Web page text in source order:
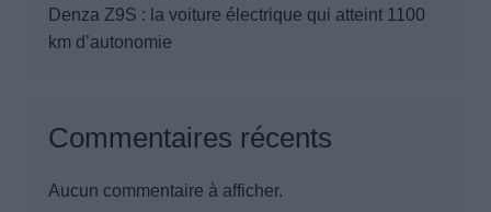
Denza Z9S : la voiture électrique qui atteint 1100
km d’autonomie
Commentaires récents
Aucun commentaire à afficher.